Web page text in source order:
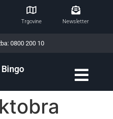
Trgovine Newsletter
0800 200 10